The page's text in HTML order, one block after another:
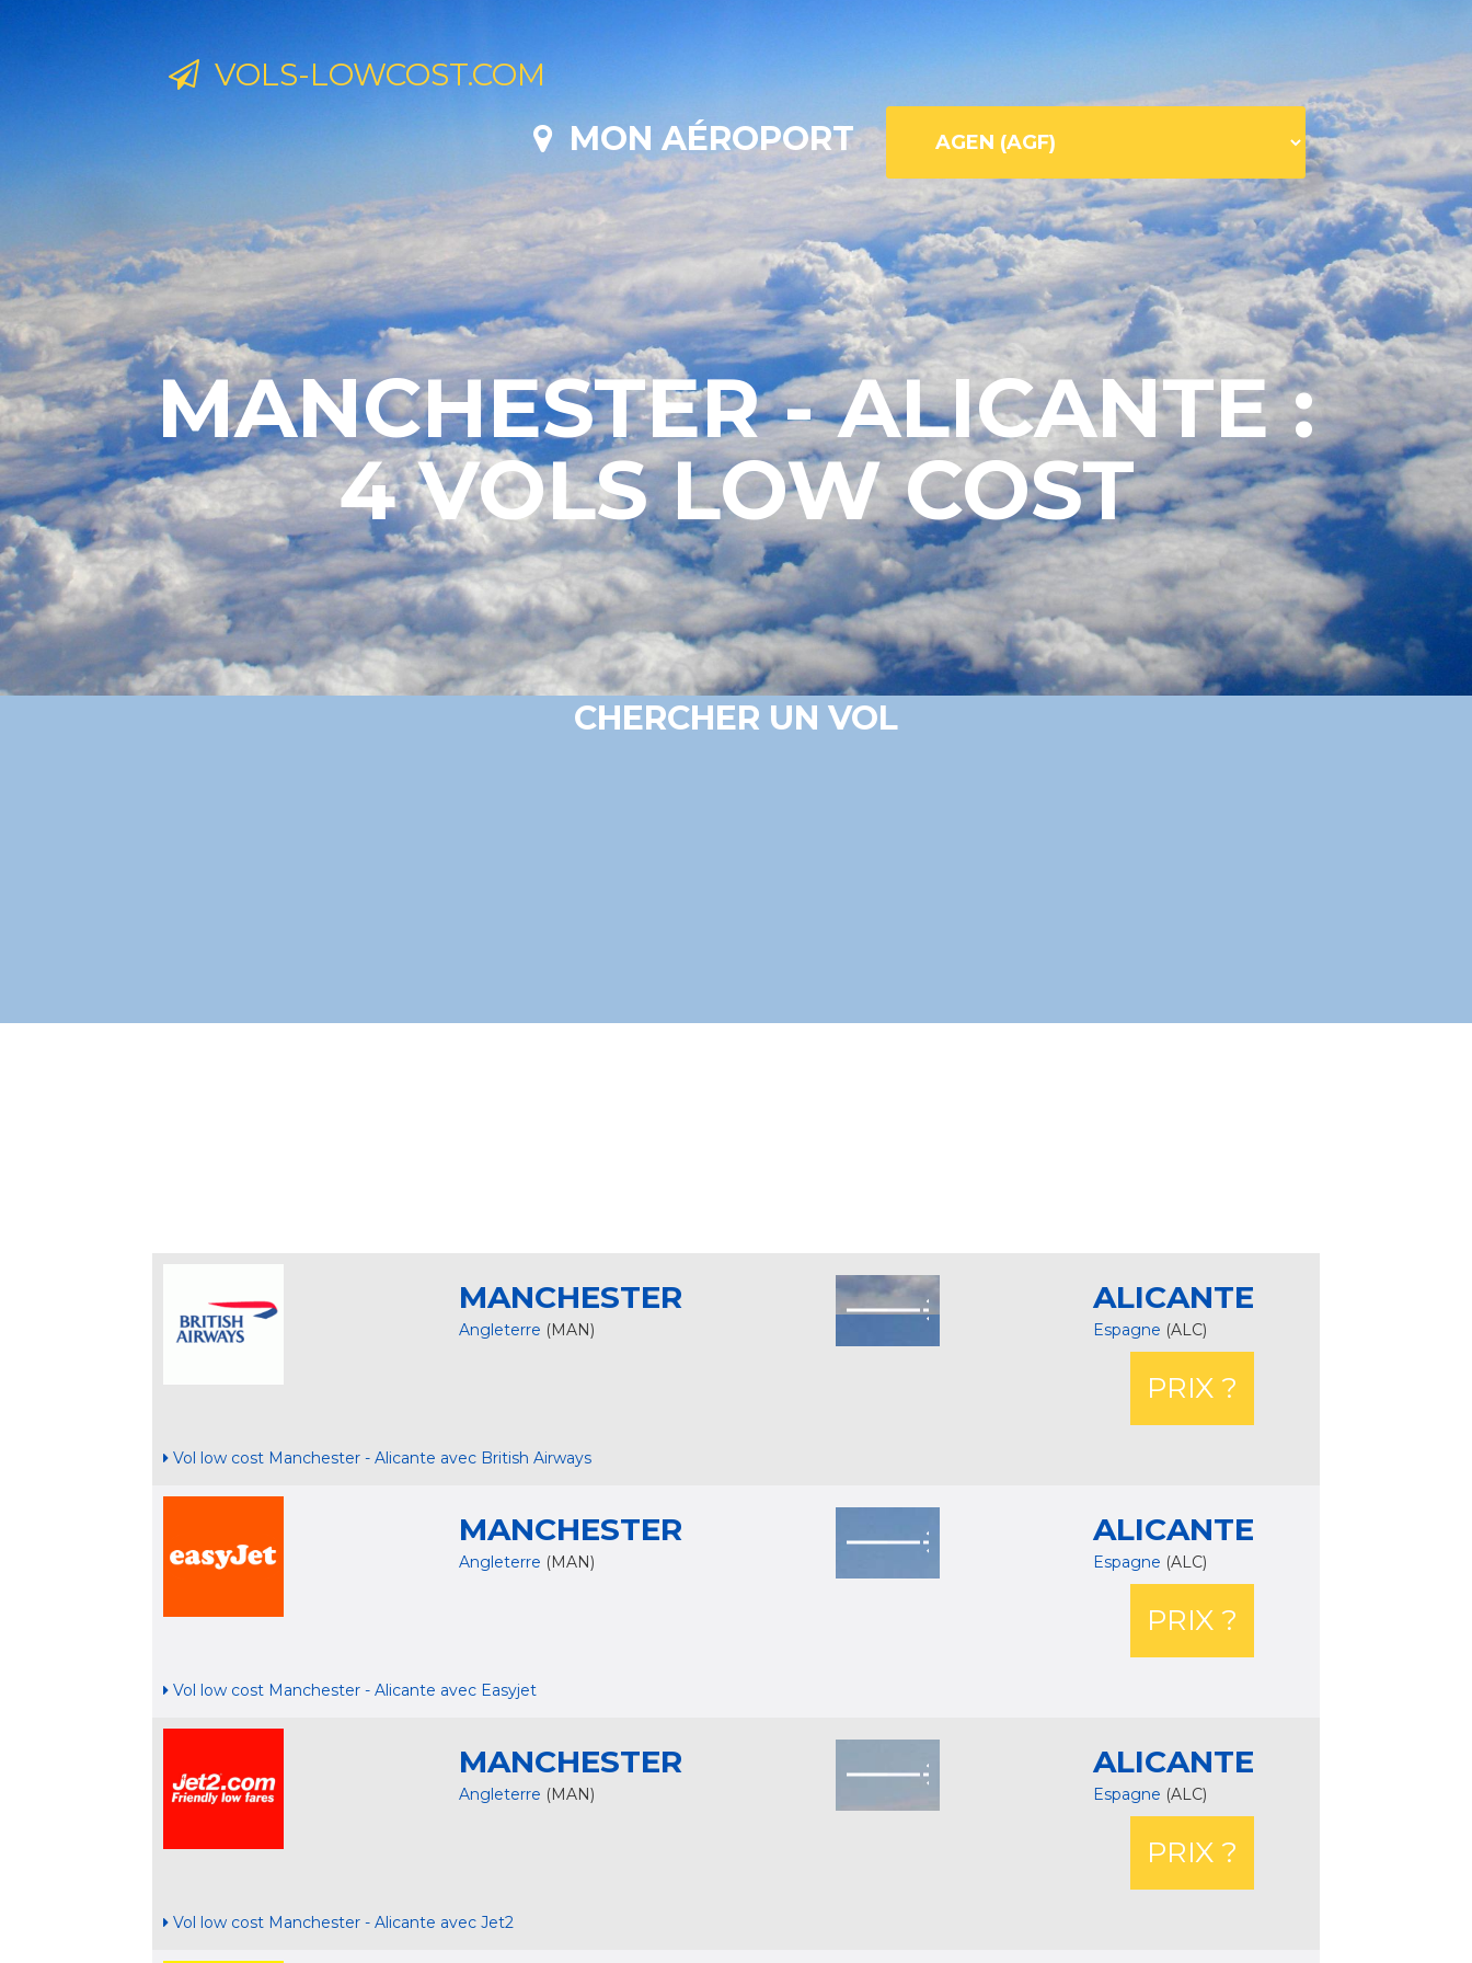
VOLS-LOWCOST.COM
MON AÉROPORT
MANCHESTER - ALICANTE :
4 VOLS LOW COST
CHERCHER UN VOL
MANCHESTER
Angleterre (MAN)
ALICANTE
Espagne (ALC)
PRIX ?
Vol low cost Manchester - Alicante avec British Airways
MANCHESTER
Angleterre (MAN)
ALICANTE
Espagne (ALC)
PRIX ?
Vol low cost Manchester - Alicante avec Easyjet
MANCHESTER
Angleterre (MAN)
ALICANTE
Espagne (ALC)
PRIX ?
Vol low cost Manchester - Alicante avec Jet2